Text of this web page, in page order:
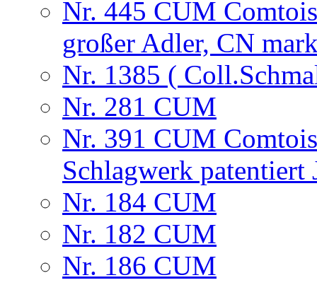
Nr. 445 CUM
großer Adler, CN
Nr. 1385 (
Nr. 281 CUM
Nr. 391 CUM
Schlagwerk
Nr. 184 CUM
Nr. 182 CUM
Nr. 186 CUM